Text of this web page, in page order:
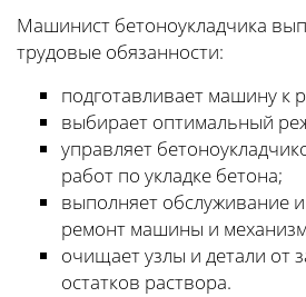
Машинист бетоноукладчика
трудовые обязанности:
подготавливает машину к
выбирает оптимальный
управляет
работ по укладке бетона;
выполняет обслуживание
ремонт машины и
очищает узлы и детали от
остатков раствора.